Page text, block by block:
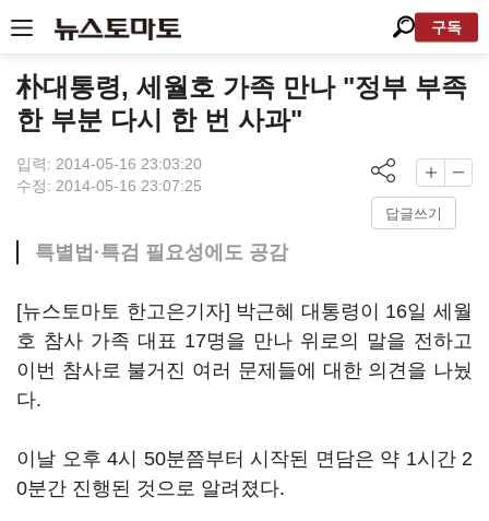
구독
朴대통령, 세월호 가족 만나 "정부 부족
한 부분 다시 한 번 사과"
입력: 2014-05-16 23:03:20
수정: 2014-05-16 23:07:25
답글쓰기
특별법·특검 필요성에도 공감
[뉴스토마토 한고은기자] 박근혜 대통령이 16일 세월
호 참사 가족 대표 17명을 만나 위로의 말을 전하고
이번 참사로 불거진 여러 문제들에 대한 의견을 나눴
다.
이날 오후 4시 50분쯤부터 시작된 면담은 약 1시간 2
0분간 진행된 것으로 알려졌다.